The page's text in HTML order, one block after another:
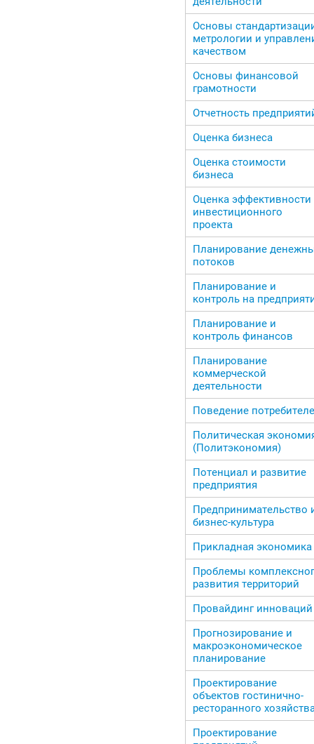
Основы
метрологии и
качеством
Основы финансовой
грамотности
Отчетность
Оценка бизнеса
Оценка стоимости
бизнеса
Оценка эффективности
инвестиционного
проекта
Планирование
потоков
Планирование и
контроль на
Планирование и
контроль финансов
Планирование
коммерческой
деятельности
Поведение
Политическая
(Политэкономия)
Потенциал и развитие
предприятия
Предпринимательство
бизнес-культура
Прикладная экономика
Проблемы
развития территорий
Провайдинг инноваций
Прогнозирование и
макроэкономическое
планирование
Проектирование
объектов гостинично-
ресторанного
Проектирование